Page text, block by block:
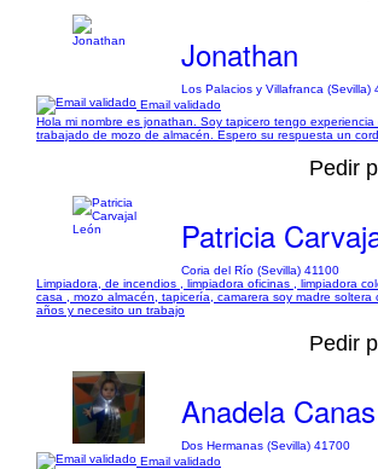
Jonathan
Los Palacios y Villafranca (Sevilla)
Email validado
Hola mi nombre es jonathan. Soy tapicero tengo
trabajado de mozo de almacén. Espero su respuesta un
Pedir
Patricia
Coria del Río (Sevilla) 41100
Limpiadora, de incendios , limpiadora oficinas , limpiadora
casa , mozo almacén, tapicería, camarera soy madre soltera
años y necesito un trabajo
Pedir
Anadela
Dos Hermanas (Sevilla) 41700
Email validado